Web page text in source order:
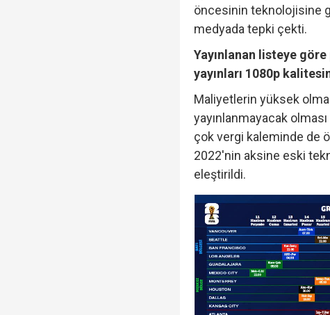
öncesinin teknolojisine
medyada tepki çekti.
Yayınlanan listeye
yayınları 1080p
Maliyetlerin yüksek
yayınlanmayacak
çok vergi kaleminde de
2022'nin aksine eski
eleştirildi.